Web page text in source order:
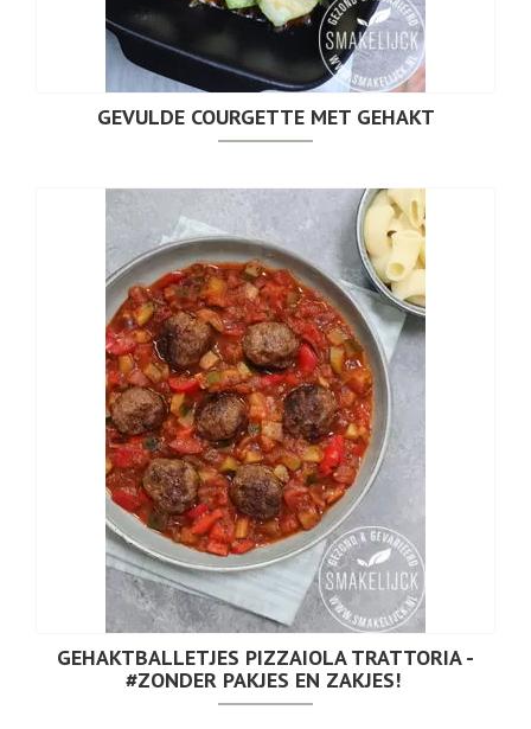
GEVULDE COURGETTE MET GEHAKT
GEHAKTBALLETJES PIZZAIOLA TRATTORIA -
#ZONDER PAKJES EN ZAKJES!